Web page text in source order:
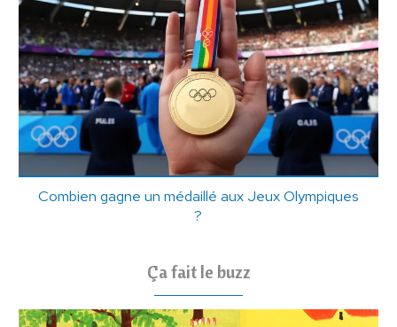
Combien gagne un médaillé aux Jeux Olympiques
?
Ça fait le buzz